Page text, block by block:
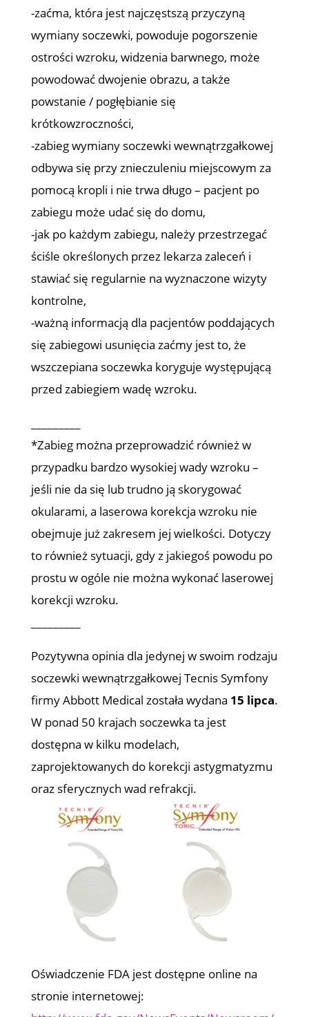
-zaćma, która jest najczęstszą przyczyną
wymiany soczewki, powoduje pogorszenie
ostrości wzroku, widzenia barwnego, może
powodować dwojenie obrazu, a także
powstanie / pogłębianie się
krótkowzroczności,
-zabieg wymiany soczewki wewnątrzgałkowej
odbywa się przy znieczuleniu miejscowym za
pomocą kropli i nie trwa długo – pacjent po
zabiegu może udać się do domu,
-jak po każdym zabiegu, należy przestrzegać
ściśle określonych przez lekarza zaleceń i
stawiać się regularnie na wyznaczone wizyty
kontrolne,
-ważną informacją dla pacjentów poddających
się zabiegowi usunięcia zaćmy jest to, że
wszczepiana soczewka koryguje występującą
przed zabiegiem wadę wzroku.
*Zabieg można przeprowadzić również w
przypadku bardzo wysokiej wady wzroku –
jeśli nie da się lub trudno ją skorygować
okularami, a laserowa korekcja wzroku nie
obejmuje już zakresem jej wielkości. Dotyczy
to również sytuacji, gdy z jakiegoś powodu po
prostu w ogóle nie można wykonać laserowej
korekcji wzroku.
Pozytywna opinia dla jedynej w swoim rodzaju
soczewki wewnątrzgałkowej Tecnis Symfony
firmy Abbott Medical została wydana 15 lipca.
W ponad 50 krajach soczewka ta jest
dostępna w kilku modelach,
zaprojektowanych do korekcji astygmatyzmu
oraz sferycznych wad refrakcji.
Oświadczenie FDA jest dostępne online na
stronie internetowej: